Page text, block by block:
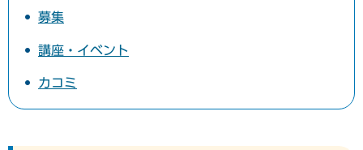
募集
講座・イベント
カコミ